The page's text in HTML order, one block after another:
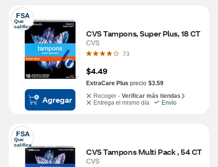
FSA
Que
califica
Agregar
CVS Tampons, Super Plus, 18 CT
CVS
73
$4.49
ExtraCare Plus precio $3.59
Recoger - Verificar más tiendas
Entrega el mismo día
Envío
FSA
Que
califica
CVS Tampons Multi Pack , 54 CT
CVS